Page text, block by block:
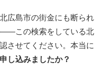
広島市の街金にも断られ
——この検索をしている北
させてください。本当に
し込みましたか？